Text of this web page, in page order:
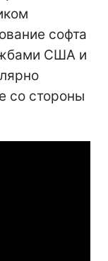
софта
США и
со стороны